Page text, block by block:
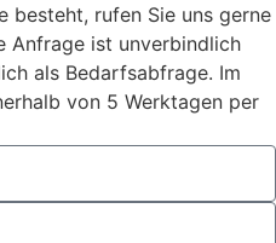
besteht, rufen Sie uns gerne
Anfrage ist unverbindlich
als Bedarfsabfrage. Im
von 5 Werktagen per